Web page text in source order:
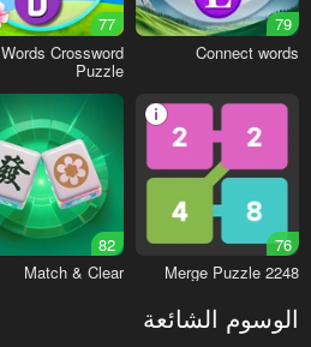
79
Connect words
77
Words Crossword
Puzzle
76
2248 Merge Puzzle
82
Match & Clear
الوسوم الشائعة